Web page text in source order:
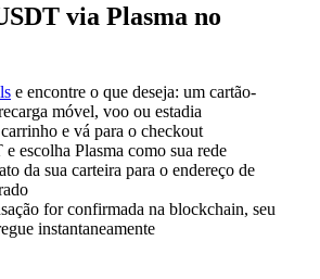
via Plasma no
e encontre o que deseja: um cartão-
móvel, voo ou estadia
e vá para o checkout
escolha Plasma como sua rede
da sua carteira para o endereço de
for confirmada na blockchain, seu
instantaneamente